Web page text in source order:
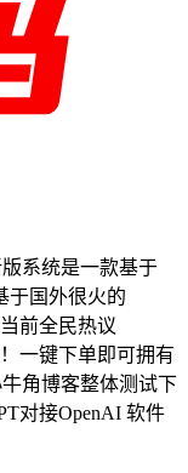
系统是一款基于
于国外很火的
前全民热议
一键下单即可拥有
角博客整体测试下
对接OpenAI 软件